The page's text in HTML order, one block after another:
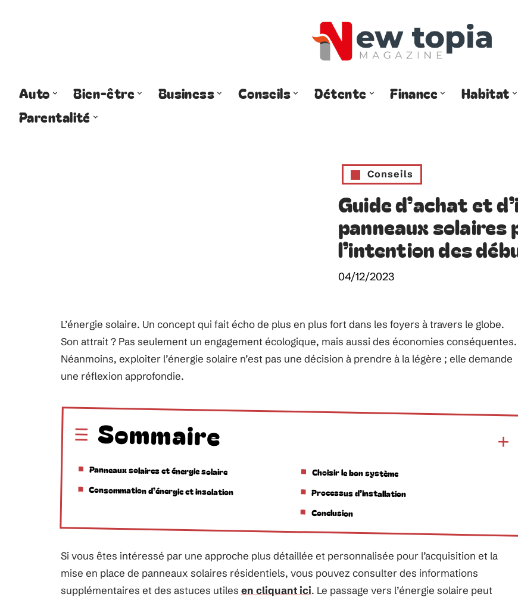
Auto Bien-être Business Conseils Détente Finance Habitat
Parentalité
Conseils
Guide d’achat et
panneaux solaires
l’intention des
04/12/2023
L’énergie solaire. Un concept qui fait écho de plus en plus fort dans les foyers à travers le globe.
Son attrait ? Pas seulement un engagement écologique, mais aussi des économies conséquentes.
Néanmoins, exploiter l’énergie solaire n’est pas une décision à prendre à la légère ; elle demande
une réflexion approfondie.
Sommaire
Panneaux solaires et énergie solaire
Consommation d’énergie et insolation
Choisir le bon système
Processus d’installation
Conclusion
Si vous êtes intéressé par une approche plus détaillée et personnalisée pour l’acquisition et la
mise en place de panneaux solaires résidentiels, vous pouvez consulter des informations
supplémentaires et des astuces utiles en cliquant ici. Le passage vers l’énergie solaire peut